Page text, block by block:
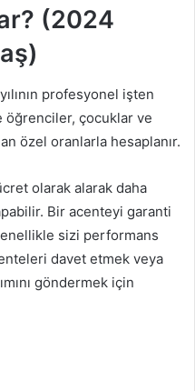
(2024
profesyonel işten
çocuklar ve
özel oranlarla hesaplanır.
olarak alarak daha
Bir acenteyi garanti
sizi performans
davet etmek veya
göndermek için